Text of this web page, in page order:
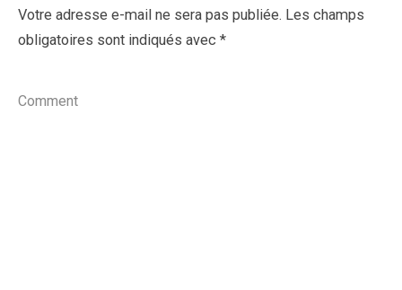
Votre adresse e-mail ne sera pas publiée. Les champs
obligatoires sont indiqués avec *
Comment